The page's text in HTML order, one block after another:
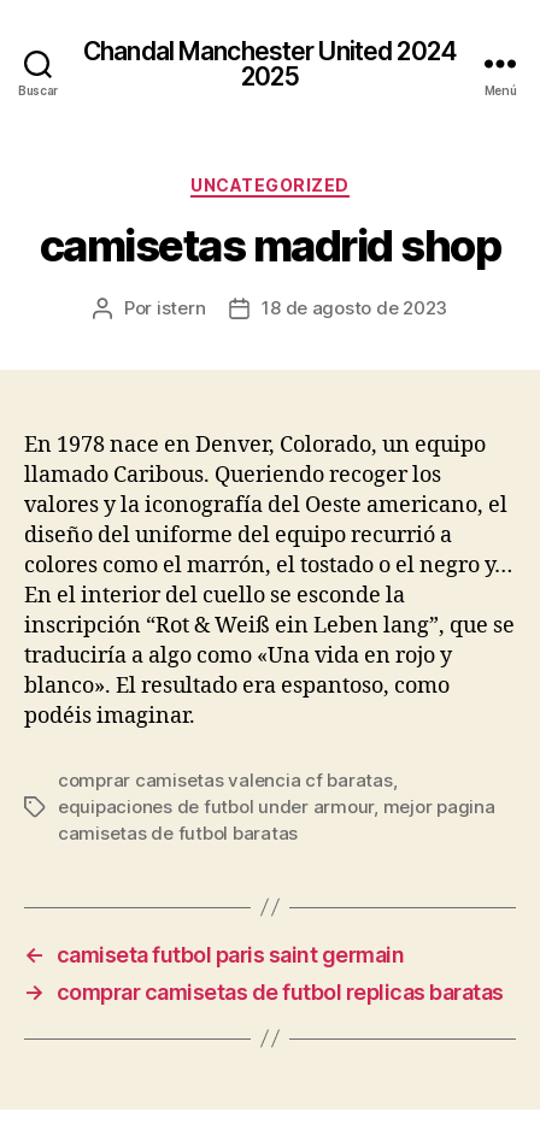
Buscar
Chandal Manchester United 2024
2025
Menú
Categorías
UNCATEGORIZED
camisetas madrid shop
Autor
Por istern
Fecha18 de agosto de 2023
En 1978 nace en Denver, Colorado, un equipo
llamado Caribous. Queriendo recoger los
valores y la iconografía del Oeste americano, el
diseño del uniforme del equipo recurrió a
colores como el marrón, el tostado o el negro y…
En el interior del cuello se esconde la
inscripción “Rot & Weiß ein Leben lang”, que se
traduciría a algo como «Una vida en rojo y
blanco». El resultado era espantoso, como
podéis imaginar.
Etiquetas
comprar camisetas valencia cf baratas,
equipaciones de futbol under armour, mejor pagina
camisetas de futbol baratas
←
camiseta futbol paris saint germain
→
comprar camisetas de futbol replicas baratas